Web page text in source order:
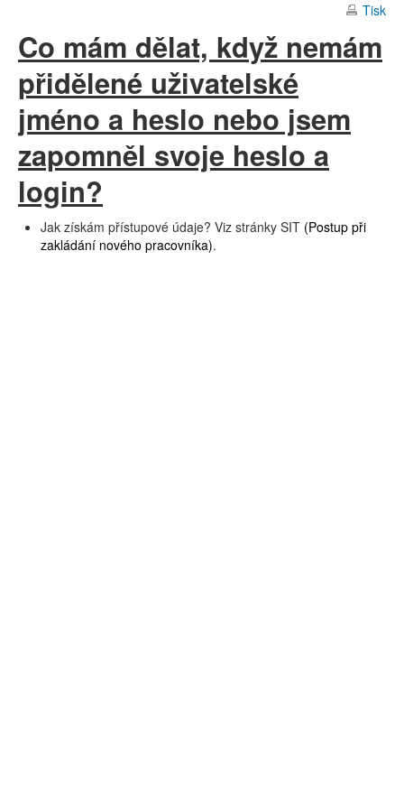
Tisk
Co mám dělat, když nemám
přidělené uživatelské
jméno a heslo nebo jsem
zapomněl svoje heslo a
login?
Jak získám přístupové údaje? Viz stránky SIT (Postup při
zakládání nového pracovníka).